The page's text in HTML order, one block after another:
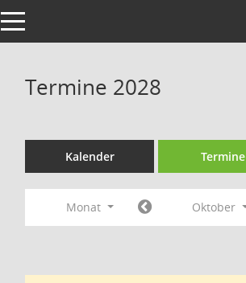
Toggle navigation
Termine 2028
Kalender Termine
Monat Oktober